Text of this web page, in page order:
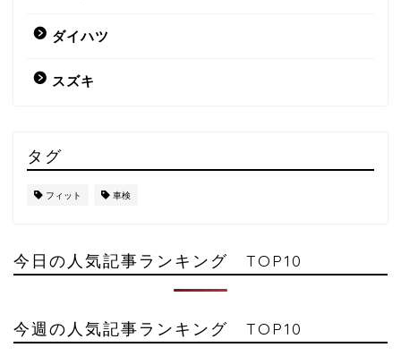
ダイハツ
スズキ
タグ
フィット 車検
今日の人気記事ランキング TOP10
今週の人気記事ランキング TOP10